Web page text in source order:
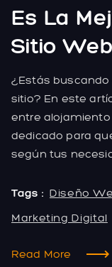
Es La
Sitio
¿Estás
sitio? En este
entre
dedicado para
según tus
Tags : Diseño
Marketing Digital
Read More